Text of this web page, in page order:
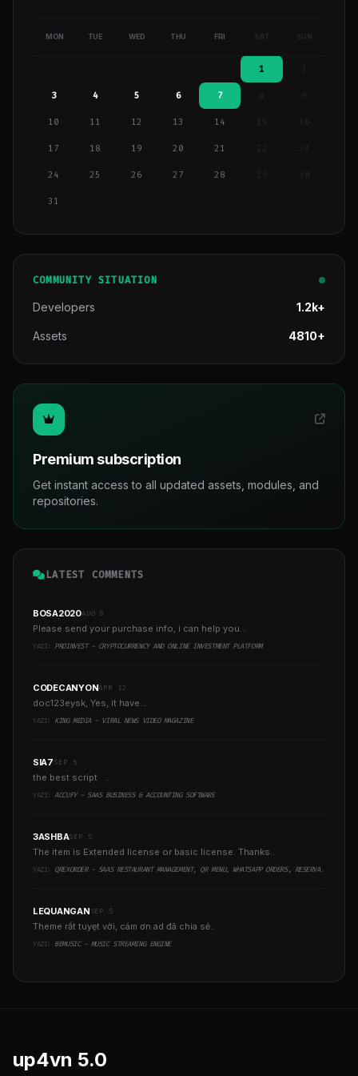
MON TUE WED THU FRI SAT SUN
1
3 4 5 6 7 9
10 11 12 13 14 15 16
17 18 19 20 21
24 25 26 27 28 29
31
COMMUNITY SITUATION
Developers 1.2k+
Assets 4810+
Premium subscription
Get instant access to all updated assets, modules, and
repositories.
LATEST COMMENTS
BOSA2020AUG 8
Please send your purchase info, i can help you...
YAZI: PROINVEST - CRYPTOCURRENCY AND ONLINE INVESTMENT PLATFORM
CODECANYONAPR 12
doc123eysk, Yes, it have...
YAZI: KING MEDIA - VIRAL NEWS VIDEO MAGAZINE
SIA7SEP 5
the best script ..
YAZI:ACCUFY - SAAS BUSINESS & ACCOUNTING SOFTWARE
3ASHBASEP 5
The item is Extended license or basic license. Thanks..
YAZI: QREXORDER - SAAS RESTAURANT MANAGEMENT, QR MENU, WHATSAPP ORDERS, RESERVATIONS & AI CONTENT
LEQUANGANSEP 5
Theme rất tuyẹt vời, cám ơn ad đã chia sẻ..
YAZI: BEMUSIC - MUSIC STREAMING ENGINE
up4vn 5.0